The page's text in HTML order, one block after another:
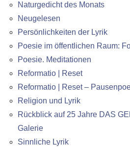
Naturgedicht des Monats
Neugelesen
Persönlichkeiten der Lyrik
Poesie im öffentlichen Raum:
Poesie. Meditationen
Reformatio | Reset
Reformatio | Reset –
Religion und Lyrik
Rückblick auf 25 Jahre DAS
Galerie
Sinnliche Lyrik